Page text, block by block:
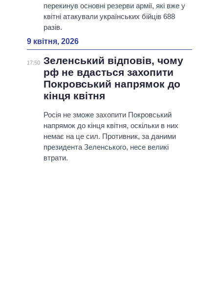
перекинув основні резерви армії, які вже у
квітні атакували українських бійців 688
разів.
9 квітня, 2026
17:50 Зеленський відповів, чому
рф не вдасться захопити
Покровський напрямок до
кінця квітня
Росія не зможе захопити Покровський
напрямок до кінця квітня, оскільки в них
немає на це сил. Противник, за даними
президента Зеленського, несе великі
втрати.